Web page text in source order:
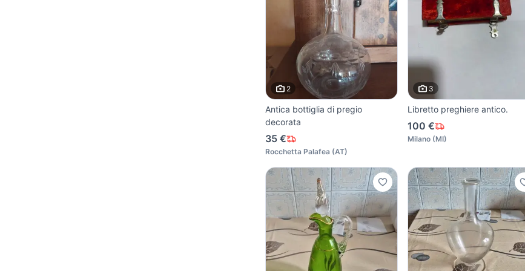
2
Antica bottiglia di pregio
decorata
35 €
Rocchetta Palafea (AT)
3
Libretto preghiere antico.
100 €
Milano(MI)